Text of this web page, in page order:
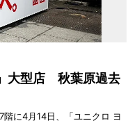
大型店 秋葉原過去
に4月14日、「ユニクロ ヨ